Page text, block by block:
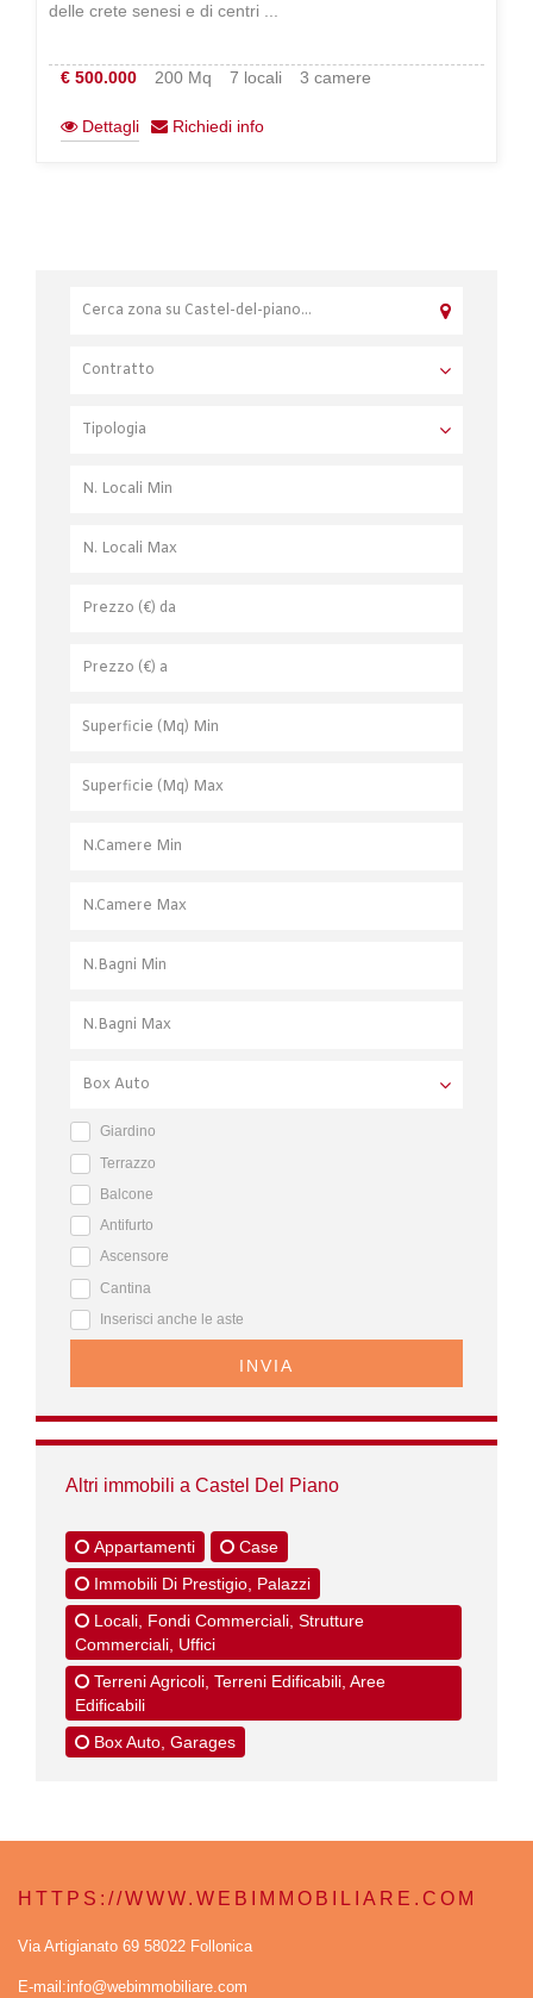
delle crete senesi e di centri ...
€ 500.000 200 Mq 7 locali 3 camere
Dettagli Richiedi info
Giardino
Terrazzo
Balcone
Antifurto
Ascensore
Cantina
Inserisci anche le aste
INVIA
Altri immobili a Castel Del Piano
Appartamenti
Case
Immobili Di Prestigio, Palazzi
Locali, Fondi Commerciali, Strutture
Commerciali, Uffici
Terreni Agricoli, Terreni Edificabili, Aree
Edificabili
Box Auto, Garages
HTTPS://WWW.WEBIMMOBILIARE.COM
Via Artigianato 69 58022 Follonica
E-mail:info@webimmobiliare.com